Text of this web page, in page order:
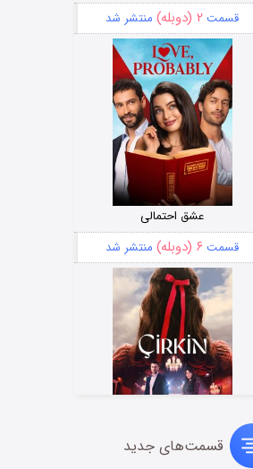
قسمت ۲ (دوبله) منتشر شد
عشق احتمالی
قسمت ۶ (دوبله) منتشر شد
سریال زشت
قسمت‌های جدید